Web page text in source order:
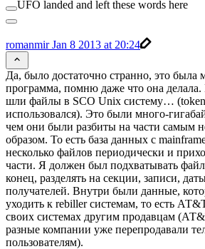
UFO landed and left these words here
romanmirJan 8 2013 at 20:24
Да, было достаточно странно, это была
программа, помню даже что она
шли файлы в SCO Unix систему… (token
использовался). Это были много-
чем они были разбиты на части самым
образом. То есть база данных с
несколько файлов периодически и
части. Я должен был подхватывать
конец, разделять на секции, записи,
получателей. Внутри были данные,
уходить к rebiller системам, то есть
своих системах другим продавцам
разные компании уже перепродавали
пользователям).